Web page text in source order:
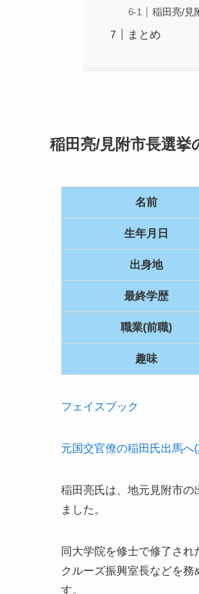
稲田亮/見
まとめ
稲田亮/見附市長選挙
名前
生年月日
出身地
最終学歴
職業(前職)
趣味
フェイスブック
元国交官僚の稲田氏出馬
稲田亮氏は、地元見附市
ました。
同大学院を修士で修了さ
クルーズ振興室長などを
す。